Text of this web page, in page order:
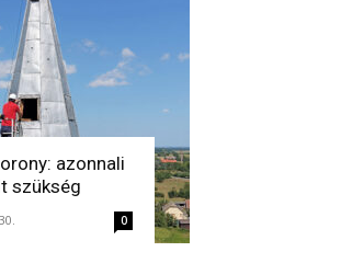
azonnali
szükség
0